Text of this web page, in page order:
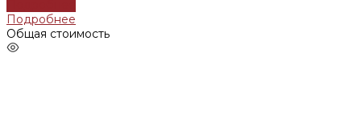
Подробнее
Общая стоимость